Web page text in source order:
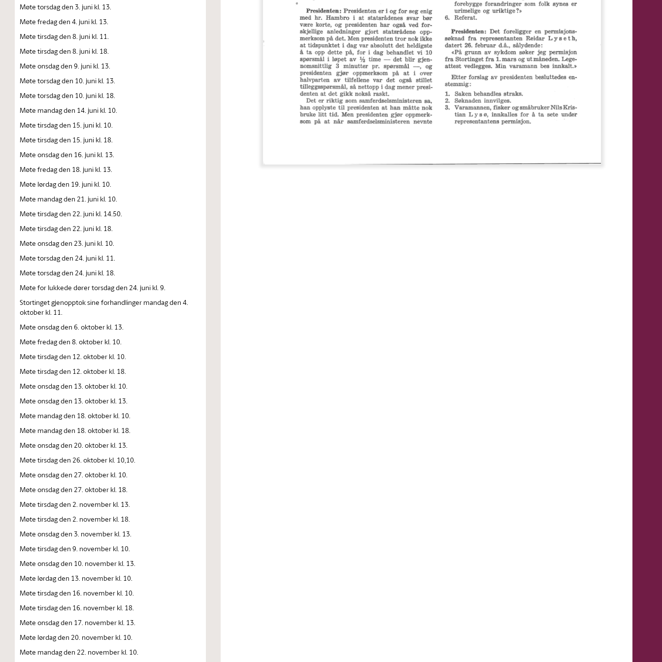
Møte torsdag den 3. juni kl. 13.
Møte fredag den 4. juni kl. 13.
Møte tirsdag den 8. juni kl. 11.
Møte tirsdag den 8. juni kl. 18.
Møte onsdag den 9. juni kl. 13.
Møte torsdag den 10. juni kl. 13.
Møte torsdag den 10. juni kl. 18.
Møte mandag den 14. juni kl. 10.
Møte tirsdag den 15. juni kl. 10.
Møte tirsdag den 15. juni kl. 18.
Møte onsdag den 16. juni kl. 13.
Møte fredag den 18. juni kl. 13.
Møte lørdag den 19. juni kl. 10.
Møte mandag den 21. juni kl. 10.
Møte tirsdag den 22. juni kl. 14.50.
Møte tirsdag den 22. juni kl. 18.
Møte onsdag den 23. juni kl. 10.
Møte torsdag den 24. juni kl. 11.
Møte torsdag den 24. juni kl. 18.
Møte for lukkede dører torsdag den 24. juni kl. 9.
Stortinget gjenopptok sine forhandlinger mandag den 4.
oktober kl. 11.
Møte onsdag den 6. oktober kl. 13.
Møte fredag den 8. oktober kl. 10.
Møte tirsdag den 12. oktober kl. 10.
Møte tirsdag den 12. oktober kl. 18.
Møte onsdag den 13. oktober kl. 10.
Møte onsdag den 13. oktober kl. 13.
Møte mandag den 18. oktober kl. 10.
Møte mandag den 18. oktober kl. 18.
Møte onsdag den 20. oktober kl. 13.
Møte tirsdag den 26. oktober kl. 10,10.
Møte onsdag den 27. oktober kl. 10.
Møte onsdag den 27. oktober kl. 18.
Møte tirsdag den 2. november kl. 13.
Møte tirsdag den 2. november kl. 18.
Møte onsdag den 3. november kl. 13.
Møte tirsdag den 9. november kl. 10.
Møte onsdag den 10. november kl. 13.
Møte lørdag den 13. november kl. 10.
Møte tirsdag den 16. november kl. 10.
Møte tirsdag den 16. november kl. 18.
Møte onsdag den 17. november kl. 13.
Møte lørdag den 20. november kl. 10.
Møte mandag den 22. november kl. 10.